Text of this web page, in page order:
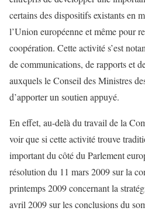
certains des dispositifs existants en
l’Union européenne et même pour
coopération. Cette activité s’est
de communications, de rapports et
auxquels le Conseil des Ministres
d’apporter un soutien appuyé.
En effet, au-delà du travail de la
voir que si cette activité trouve
important du côté du Parlement
résolution du 11 mars 2009 sur la
printemps 2009 concernant la
avril 2009 sur les conclusions du